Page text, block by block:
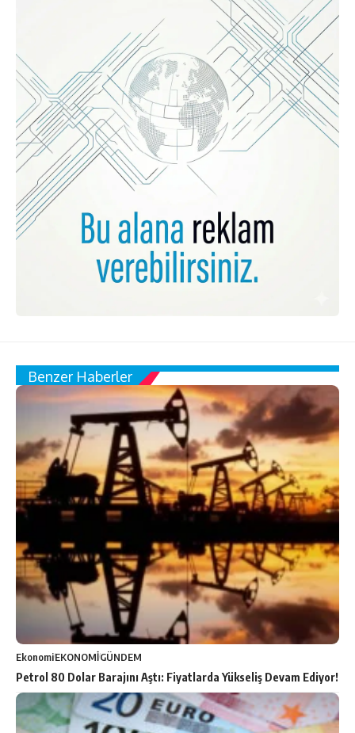
Benzer Haberler
EkonomiEKONOMİGÜNDEM
Petrol 80 Dolar Barajını Aştı: Fiyatlarda Yükseliş Devam Ediyor!